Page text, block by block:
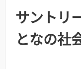
サントリ
となの社